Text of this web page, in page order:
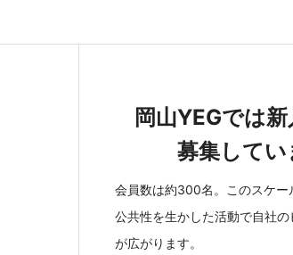
岡山YEGでは
募集してい
会員数は約300名。このスケー
公共性を生かした活動で自社の
が広がります。